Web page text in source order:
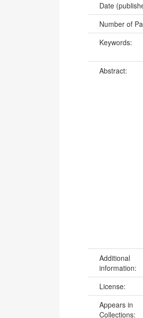
Date
Number of
Keywords:
Abstract:
Additional
information:
License:
Appears in
Collections: